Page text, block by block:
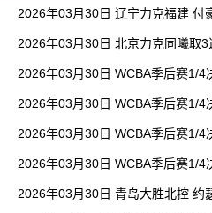
2026年03月30日 辽宁力克福建 付
2026年03月30日 北京力克同曦取3
2026年03月30日 WCBA季后赛1/4
2026年03月30日 WCBA季后赛1/4
2026年03月30日 WCBA季后赛1/4
2026年03月30日 WCBA季后赛1/4
2026年03月30日 青岛大胜北控 约